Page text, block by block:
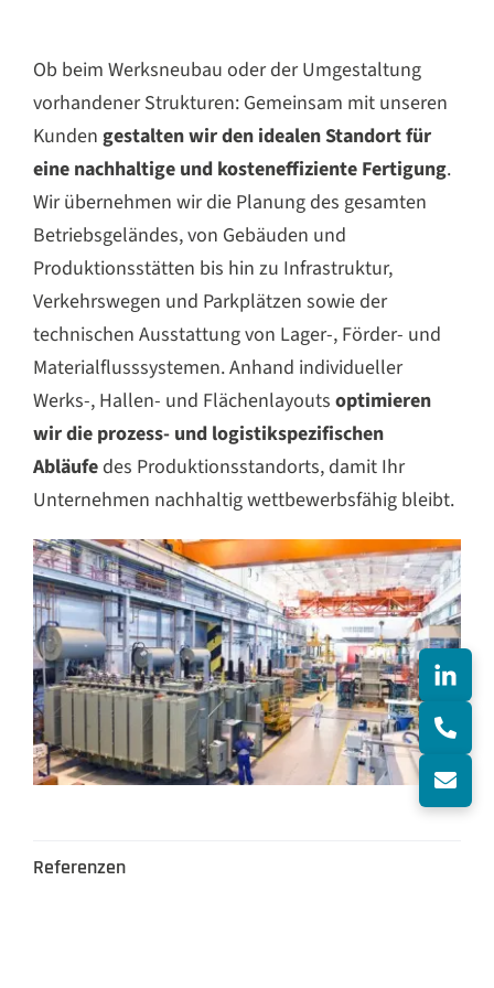
Ob beim Werksneubau oder der Umgestaltung
vorhandener Strukturen: Gemeinsam mit unseren
Kunden gestalten wir den idealen Standort für
eine nachhaltige und kosteneffiziente Fertigung.
Wir übernehmen wir die Planung des gesamten
Betriebsgeländes, von Gebäuden und
Produktionsstätten bis hin zu Infrastruktur,
Verkehrswegen und Parkplätzen sowie der
technischen Ausstattung von Lager-, Förder- und
Materialflusssystemen. Anhand individueller
Werks-, Hallen- und Flächenlayouts optimieren
wir die prozess- und logistikspezifischen
Abläufedes Produktionsstandorts, damit Ihr
Unternehmen nachhaltig wettbewerbsfähig bleibt.
Referenzen